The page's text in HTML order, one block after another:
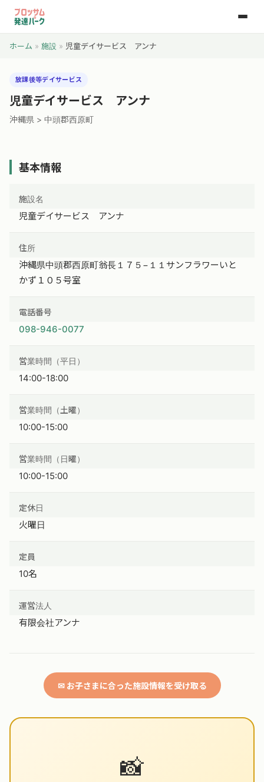
ホーム » 施設 » 児童デイサービス アンナ
放課後等デイサービス
児童デイサービス アンナ
沖縄県 > 中頭郡西原町
基本情報
施設名
児童デイサービス アンナ
住所
沖縄県中頭郡西原町翁長１７５−１１サンフラワーいと
かず１０５号室
電話番号
098-946-0077
営業時間（平日）
14:00-18:00
営業時間（土曜）
10:00-15:00
営業時間（日曜）
10:00-15:00
定休日
火曜日
定員
10名
運営法人
有限会社アンナ
✉ お子さまに合った施設情報を受け取る
📸